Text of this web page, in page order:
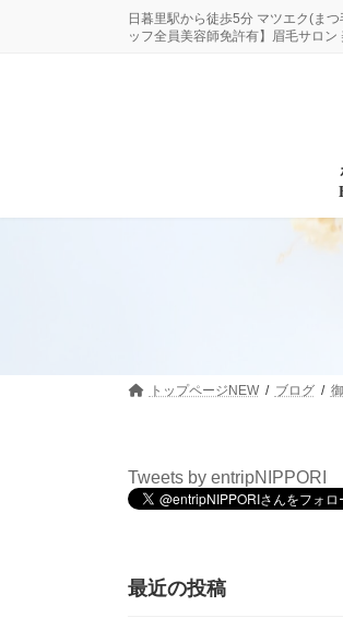
プ
動
日暮里駅から徒歩5分 マツエク(ま
ッフ全員美容師免許有】眉毛サロン
トップページNEW ブログ
Tweets by entripNIPPORI
最近の投稿